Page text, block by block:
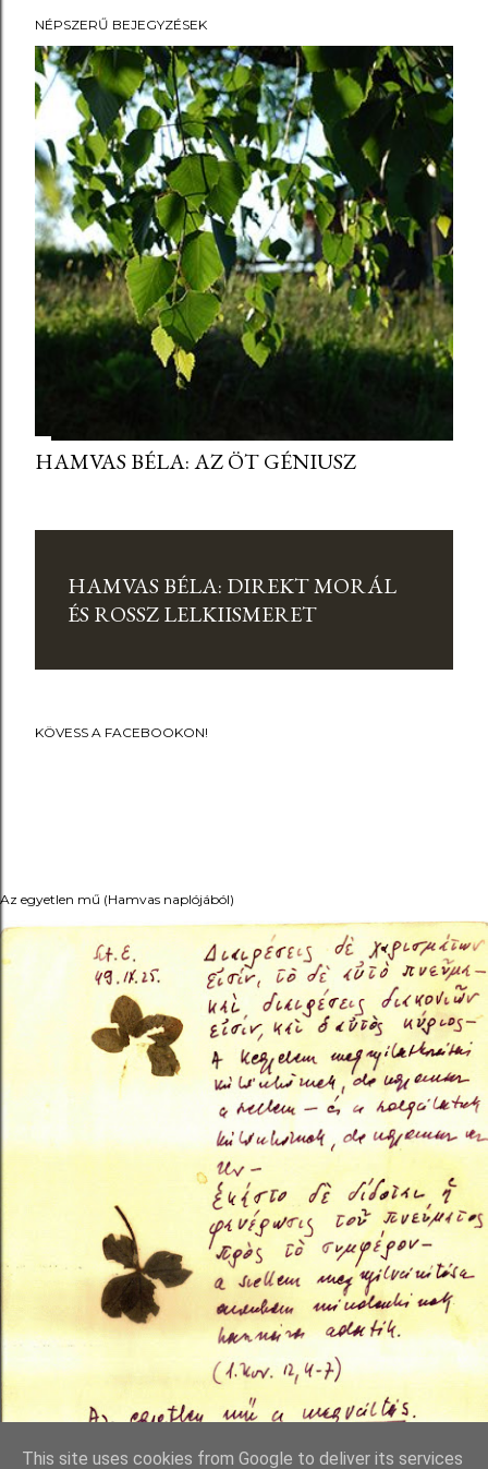
NÉPSZERŰ BEJEGYZÉSEK
HAMVAS BÉLA: AZ ÖT GÉNIUSZ
HAMVAS BÉLA: DIREKT MORÁL
ÉS ROSSZ LELKIISMERET
KÖVESS A FACEBOOKON!
Az egyetlen mű (Hamvas naplójából)
This site uses cookies from Google to deliver its services